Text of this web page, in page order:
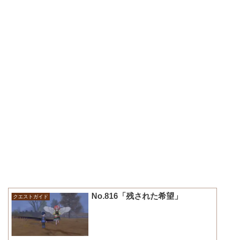
クエストガイド No.816「残された希望」